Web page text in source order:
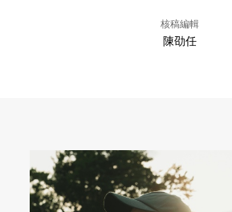
核稿編輯
陳劭任